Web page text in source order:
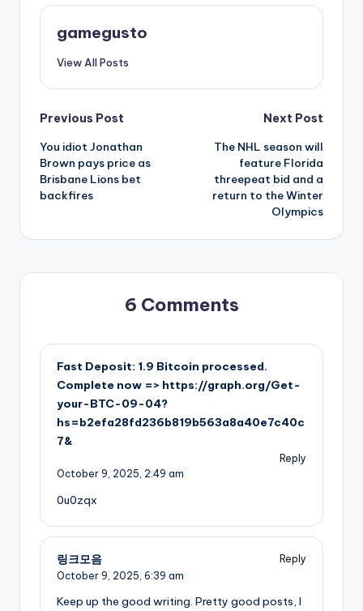
gamegusto
View All Posts
Post
navigation
Previous Post
You idiot Jonathan
Brown pays price as
Brisbane Lions bet
backfires
Next Post
The NHL season will
feature Florida
threepeat bid and a
return to the Winter
Olympics
6 Comments
Fast Deposit: 1.9 Bitcoin processed.
Complete now => https://graph.org/Get-
your-BTC-09-04?
hs=b2efa28fd236b819b563a8a40e7c40c
7&
Reply
October 9, 2025, 2:49 am
0u0zqx
링크모음
Reply
October 9, 2025, 6:39 am
Keep up the good writing. Pretty good posts, I